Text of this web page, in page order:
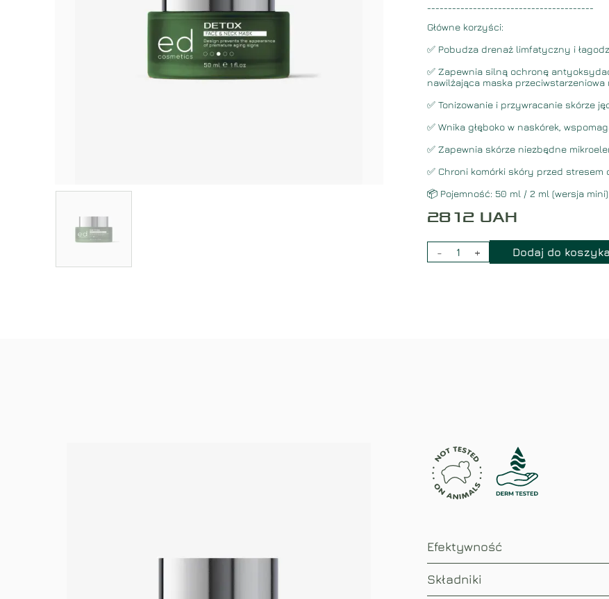
Główne korzyści:
✅ Pobudza drenaż limfatyczny i
✅ Zapewnia silną ochronę
nawilżająca maska ​​przeciwstarzeniowa
✅Tonizowanie i przywracanie skórze
✅ Wnika głęboko w naskórek,
✅ Zapewnia skórze niezbędne
✅ Chroni komórki skóry przed
📦 Pojemność: 50 ml / 2 ml (wersja mini)
2812 UAH
1
- + Dodaj do koszyka
Efektywność
Składniki